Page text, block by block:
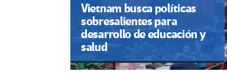
Vietnam busca políticas
sobresalientes para
desarrollo de educación y
salud